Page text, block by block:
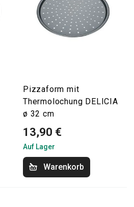
Pizzaform mit
Thermolochung DELICIA
ø 32 cm
13,90 €
Auf Lager
Warenkorb